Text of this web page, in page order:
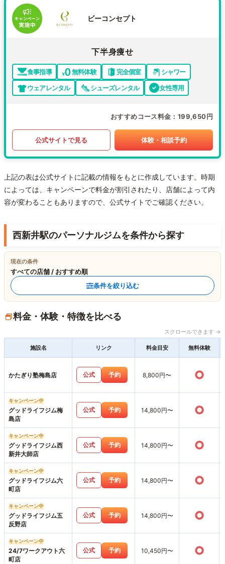
ビーコンセプト
下半身痩せ
食事指導 無料体験 完全個室
シャワー
ウェアレンタル
シューズレンタル 女性専用
おすすめコース料金 199,650円
公式サイトで見る 体験・相談予約
上記の表は公式サイトに記載の情報をもとに作成しています。時期
によっては、キャンペーンで料金が割引されたり、店舗によって内
容が変わることもありますので、公式サイトでご確認ください。
西新井駅のパーソナルジムを条件から探す
現在の条件
すべての店舗 / おすすめ順
条件を絞り込む
料金・体験・特徴を比べる
スクロールできます →
施設名 リンク 料金目安 無料体験
かたぎり塾梅島店 公式 予約 8,800円〜 ○
キャンペーン中
グッドライフジム梅
島店
公式 予約 14,800円〜 ○
キャンペーン中
グッドライフジム西
新井大師店
公式 予約 14,800円〜 ○
キャンペーン中
グッドライフジム六
町店
公式 予約 14,800円〜 ○
キャンペーン中
グッドライフジム五
反野店
公式 予約 14,800円〜 ○
キャンペーン中
24/7ワークアウト六
町店
公式 予約 10,450円〜 ○